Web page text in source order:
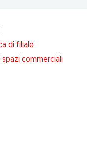
di filiale
spazi commerciali